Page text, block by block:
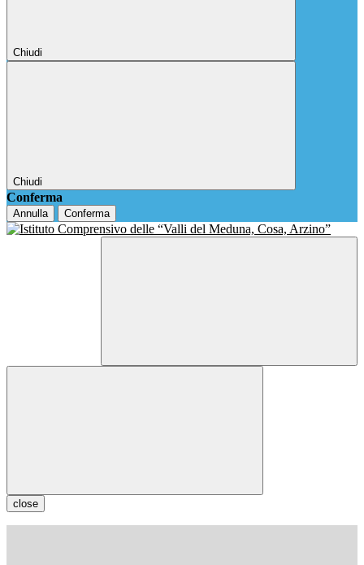
Chiudi
Chiudi
Conferma
Annulla Conferma
close